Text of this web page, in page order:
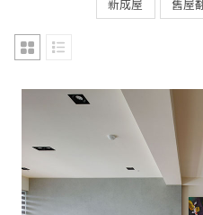
首頁
新成屋